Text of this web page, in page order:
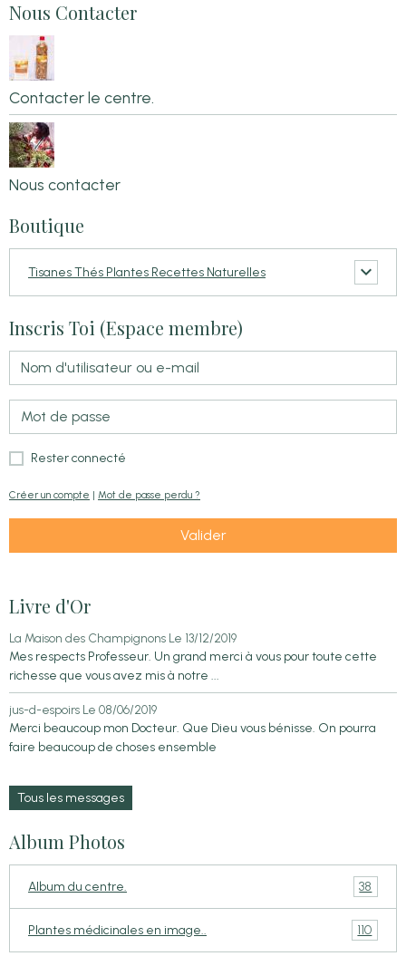
Nous Contacter
Contacter le centre.
Nous contacter
Boutique
Tisanes Thés Plantes Recettes Naturelles
Inscris Toi (Espace membre)
Rester connecté
Créer un compte | Mot de passe perdu ?
Valider
Livre d'Or
La Maison des Champignons Le 13/12/2019
Mes respects Professeur. Un grand merci à vous pour toute cette
richesse que vous avez mis à notre ...
jus-d-espoirs Le 08/06/2019
Merci beaucoup mon Docteur. Que Dieu vous bénisse. On pourra
faire beaucoup de choses ensemble
Tous les messages
Album Photos
Album du centre. 38
Plantes médicinales en image.. 110